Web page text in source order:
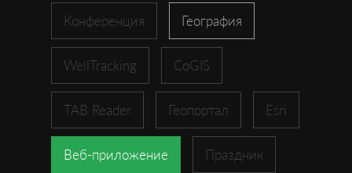
Конференция География
WellTracking CoGIS
TAB Reader Геопортал Esri
Веб-приложение Праздник